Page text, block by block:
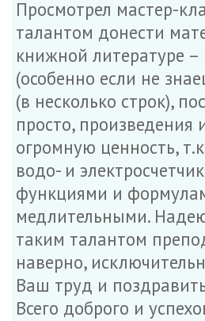
Просмотрел мастер-
талантом донести
книжной литературе
(особенно если не
(в несколько строк),
просто,
огромную ценность,
водо- и
функциями и
медлительными.
таким талантом
наверно,
Ваш труд и
Всего доброго и